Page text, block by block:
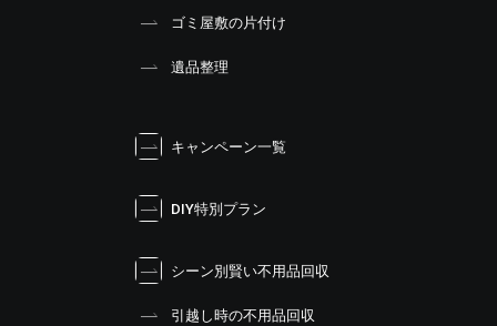
ゴミ屋敷の片付け
遺品整理
キャンペーン一覧
DIY特別プラン
シーン別賢い不用品回収
引越し時の不用品回収